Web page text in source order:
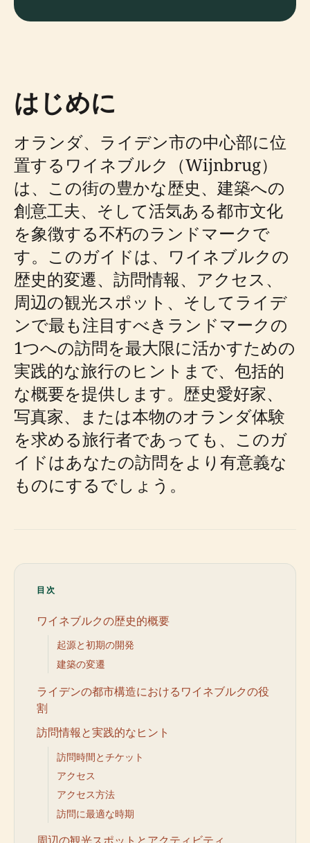
はじめに
オランダ、ライデン市の中心部に位
置するワイネブルク（Wijnbrug）
は、この街の豊かな歴史、建築への
創意工夫、そして活気ある都市文化
を象徴する不朽のランドマークで
す。このガイドは、ワイネブルクの
歴史的変遷、訪問情報、アクセス、
周辺の観光スポット、そしてライデ
ンで最も注目すべきランドマークの
1つへの訪問を最大限に活かすための
実践的な旅行のヒントまで、包括的
な概要を提供します。歴史愛好家、
写真家、または本物のオランダ体験
を求める旅行者であっても、このガ
イドはあなたの訪問をより有意義な
ものにするでしょう。
目次
ワイネブルクの歴史的概要
起源と初期の開発
建築の変遷
ライデンの都市構造におけるワイネブルクの役
割
訪問情報と実践的なヒント
訪問時間とチケット
アクセス
アクセス方法
訪問に最適な時期